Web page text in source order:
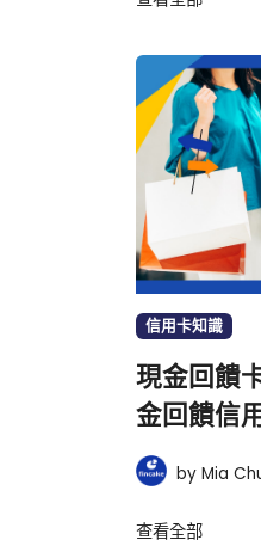
信用卡知識
現金回饋
金回饋信
by Mia
查看全部